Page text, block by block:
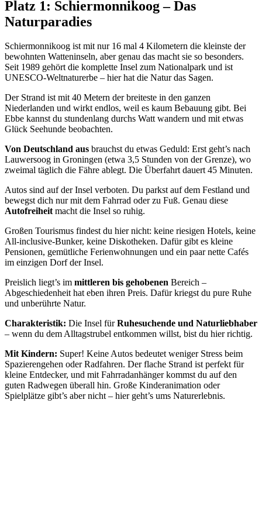
Platz 1: Schiermonnikoog – Das
Naturparadies
Schiermonnikoog ist mit nur 16 mal 4 Kilometern die kleinste der
bewohnten Watteninseln, aber genau das macht sie so besonders.
Seit 1989 gehört die komplette Insel zum Nationalpark und ist
UNESCO-Weltnaturerbe – hier hat die Natur das Sagen.
Der Strand ist mit 40 Metern der breiteste in den ganzen
Niederlanden und wirkt endlos, weil es kaum Bebauung gibt. Bei
Ebbe kannst du stundenlang durchs Watt wandern und mit etwas
Glück Seehunde beobachten.
Von Deutschland aus brauchst du etwas Geduld: Erst geht’s nach
Lauwersoog in Groningen (etwa 3,5 Stunden von der Grenze), wo
zweimal täglich die Fähre ablegt. Die Überfahrt dauert 45 Minuten.
Autos sind auf der Insel verboten. Du parkst auf dem Festland und
bewegst dich nur mit dem Fahrrad oder zu Fuß. Genau diese
Autofreiheitmacht die Insel so ruhig.
Großen Tourismus findest du hier nicht: keine riesigen Hotels, keine
All-inclusive-Bunker, keine Diskotheken. Dafür gibt es kleine
Pensionen, gemütliche Ferienwohnungen und ein paar nette Cafés
im einzigen Dorf der Insel.
Preislich liegt’s im mittleren bis gehobenen Bereich –
Abgeschiedenheit hat eben ihren Preis. Dafür kriegst du pure Ruhe
und unberührte Natur.
Charakteristik: Die Insel fürRuhesuchende und Naturliebhaber
– wenn du dem Alltagstrubel entkommen willst, bist du hier richtig.
Mit Kindern: Super! Keine Autos bedeutet weniger Stress beim
Spazierengehen oder Radfahren. Der flache Strand ist perfekt für
kleine Entdecker, und mit Fahrradanhänger kommst du auf den
guten Radwegen überall hin. Große Kinderanimation oder
Spielplätze gibt’s aber nicht – hier geht’s ums Naturerlebnis.